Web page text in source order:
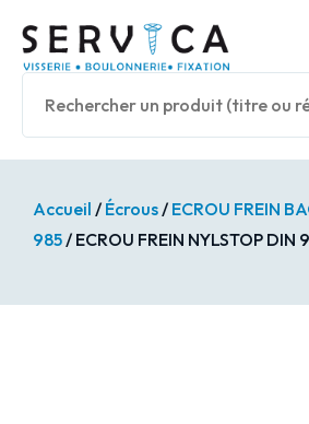
Accueil / Écrous/ ECROU FREIN
985/ ECROU FREIN NYLSTOP DIN